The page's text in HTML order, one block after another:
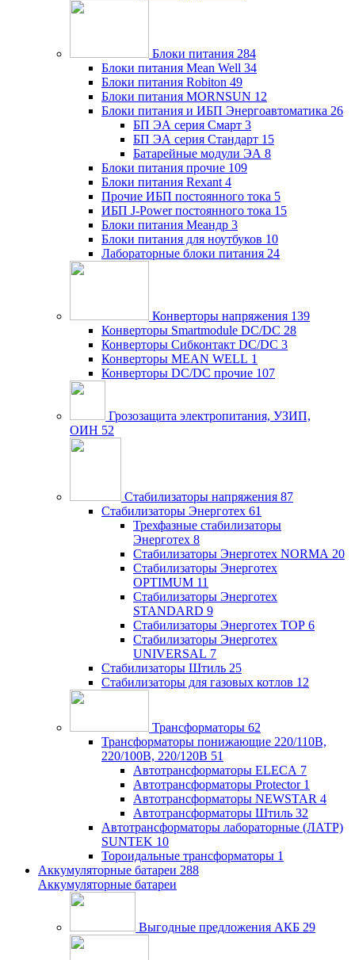
Блоки питания 284
Блоки питания Mean Well 34
Блоки питания Robiton 49
Блоки питания MORNSUN 12
Блоки питания и ИБП Энергоавтоматика 26
БП ЭА серия Смарт 3
БП ЭА серия Стандарт 15
Батарейные модули ЭА 8
Блоки питания прочие 109
Блоки питания Rexant 4
Прочие ИБП постоянного тока 5
ИБП J-Power постоянного тока 15
Блоки питания Меандр 3
Блоки питания для ноутбуков 10
Лабораторные блоки питания 24
Конверторы напряжения 139
Конверторы Smartmodule DC/DC 28
Конверторы Сибконтакт DC/DC 3
Конверторы MEAN WELL 1
Конверторы DC/DC прочие 107
Грозозащита электропитания, УЗИП,
ОИН 52
Стабилизаторы напряжения 87
Стабилизаторы Энерготех 61
Трехфазные стабилизаторы
Энерготех 8
Стабилизаторы Энерготех NORMA 20
Стабилизаторы Энерготех
OPTIMUM 11
Стабилизаторы Энерготех
STANDARD 9
Стабилизаторы Энерготех TOP 6
Стабилизаторы Энерготех
UNIVERSAL 7
Стабилизаторы Штиль 25
Стабилизаторы для газовых котлов 12
Трансформаторы 62
Трансформаторы понижающие 220/110В,
220/100В, 220/120В 51
Автотрансформаторы ELECA 7
Автотрансформаторы Protector 1
Автотрансформаторы NEWSTAR 4
Автотрансформаторы Штиль 32
Автотрансформаторы лабораторные (ЛАТР)
SUNTEK 10
Тороидальные трансформаторы 1
Аккумуляторные батареи 288
Аккумуляторные батареи
Выгодные предложения АКБ 29